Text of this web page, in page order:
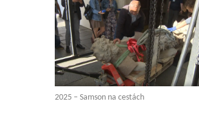
2025 – Samson na cestách